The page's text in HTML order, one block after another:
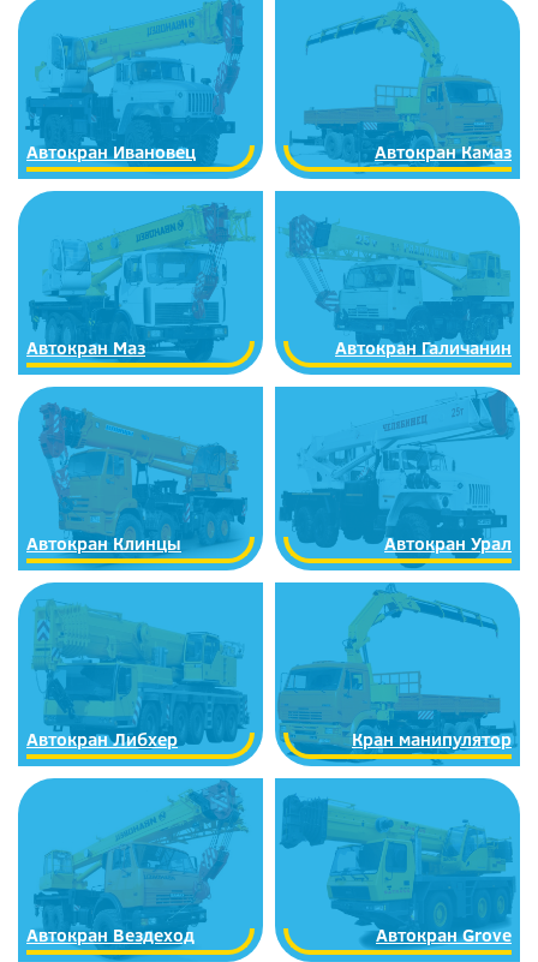
Автокран Ивановец Автокран Камаз
Автокран Маз Автокран Галичанин
Автокран Клинцы Автокран Урал
Автокран Либхер Кран манипулятор
Автокран Вездеход Автокран Grove